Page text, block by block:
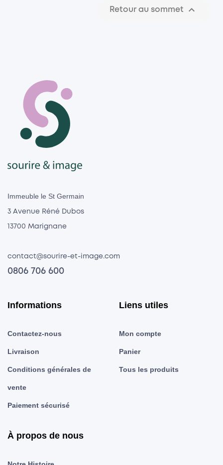
Retour au sommet 
Immeuble le St Germain
3 Avenue Réné Dubos
13700 Marignane
contact@sourire-et-image.com
0806 706 600
Informations
Contactez-nous
Livraison
Conditions générales de
vente
Paiement sécurisé
Liens utiles
Mon compte
Panier
Tous les produits
À propos de nous